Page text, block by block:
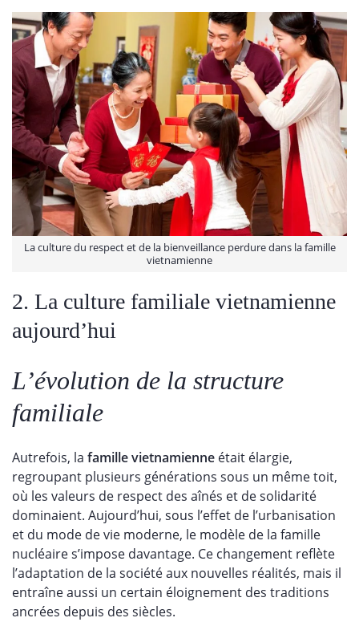
La culture du respect et de la bienveillance perdure dans la famille
vietnamienne
2. La culture familiale vietnamienne
aujourd’hui
L’évolution de la structure
familiale
Autrefois, la famille vietnamienne était élargie,
regroupant plusieurs générations sous un même toit,
où les valeurs de respect des aînés et de solidarité
dominaient. Aujourd’hui, sous l’effet de l’urbanisation
et du mode de vie moderne, le modèle de la famille
nucléaire s’impose davantage. Ce changement reflète
l’adaptation de la société aux nouvelles réalités, mais il
entraîne aussi un certain éloignement des traditions
ancrées depuis des siècles.